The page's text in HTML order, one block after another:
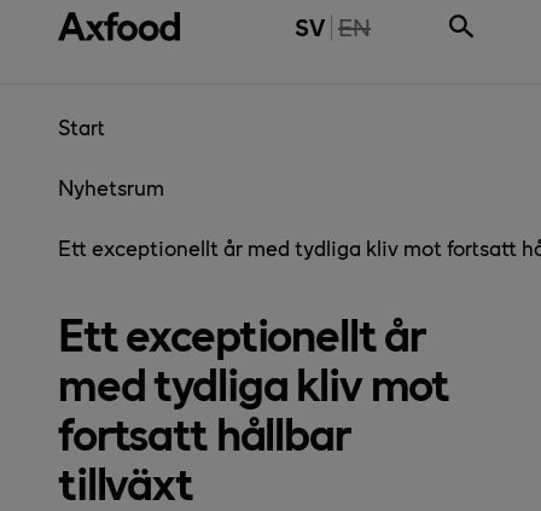
Gå direkt till innehåll SV THE PAGE IS NOT
EN
Start
Nyhetsrum
Ett exceptionellt år med tydliga kliv mot fortsatt
Ett exceptionellt år
med tydliga kliv mot
fortsatt hållbar
tillväxt